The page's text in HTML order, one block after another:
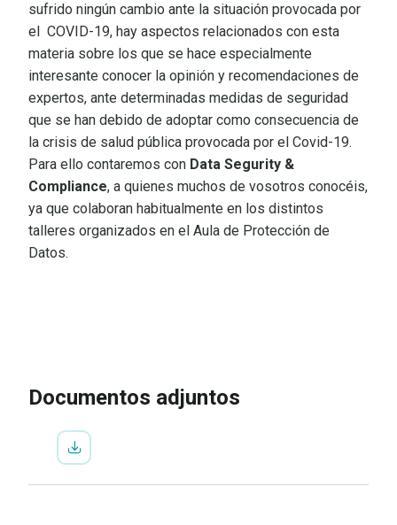
sufrido ningún cambio ante la situación provocada por
el
COVID-19, hay aspectos relacionados con esta
materia sobre los que se hace especialmente
interesante conocer la opinión y recomendaciones de
expertos, ante determinadas medidas de seguridad
que se han debido de adoptar como consecuencia de
la crisis de salud pública provocada por el Covid-19.
Para ello contaremos con Data Segurity &
Compliance, a quienes muchos de vosotros conocéis,
ya que colaboran habitualmente en los distintos
talleres organizados en el Aula de Protección de
Datos.
Documentos adjuntos